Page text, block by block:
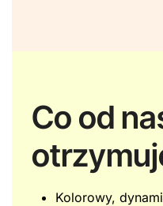
Co od
Kolorowy,